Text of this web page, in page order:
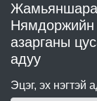
Нямдоржийн
азарганы
адуу
Эцэг, эх нэгтэй